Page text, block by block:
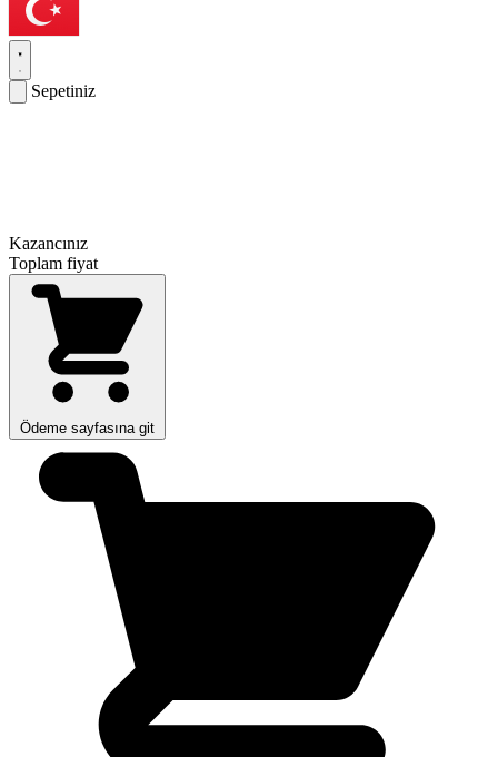
Sepetiniz
Kazancınız
Toplam fiyat
Ödeme sayfasına git